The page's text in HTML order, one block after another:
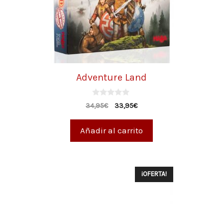
Adventure Land
0
d
34,95€ 33,95€
Añadir al carrito
¡OFERTA!